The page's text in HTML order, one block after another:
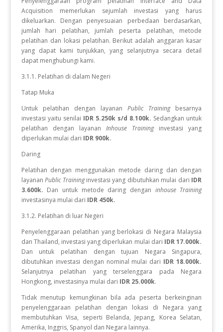
Acquisition memerlukan sejumlah investasi yang harus
dikeluarkan. Dengan penyesuaian perbedaan berdasarkan,
jumlah hari pelatihan, jumlah peserta pelatihan, metode
pelatihan dan lokasi pelatihan. Berikut adalah anggaran kasar
yang dapat kami tunjukkan, yang selanjutnya secara detail
dapat menghubungi kami.
3.1.1. Pelatihan di dalam Negeri
Tatap Muka
Untuk pelatihan dengan layanan Public Trainingbesarnya
investasi yaitu senilai IDR 5.250k s/d 8.100k. Sedangkan untuk
pelatihan dengan layanan Inhouse Training investasi yang
diperlukan mulai dari IDR 900k.
Daring
Pelatihan dengan menggunakan metode daring dan dengan
layananPublic Traininginvestasi yang dibutuhkan mulai dari IDR
3.600k. Dan untuk metode daring dengan inhouse Training
investasinya mulai dari IDR 450k.
3.1.2. Pelatihan di luar Negeri
Penyelenggaraan pelatihan yang berlokasi di Negara Malaysia
dan Thailand, investasi yang diperlukan mulai dari IDR 17.000k.
Dan
untuk pelatihan dengan tujuan Negara
Singapura,
dibutuhkan investasi dengan nominal mulai dari IDR 18.000k.
Selanjutnya pelatihan yang terselenggara pada Negara
Hongkong, investasinya mulai dari IDR 25.000k.
Tidak menutup kemungkinan bila ada peserta berkeinginan
penyelenggaraan pelatihan dengan lokasi di Negara yang
membutuhkan Visa, seperti Belanda, Jepang, Korea Selatan,
Amerika, Inggris, Spanyol dan Negara lainnya.